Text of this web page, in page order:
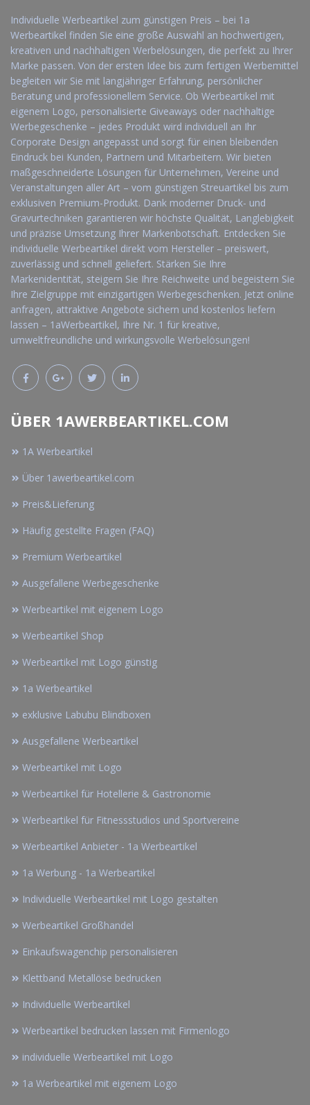
Individuelle Werbeartikel zum günstigen Preis – bei 1a
Werbeartikel finden Sie eine große Auswahl an hochwertigen,
kreativen und nachhaltigen Werbelösungen, die perfekt zu Ihrer
Marke passen. Von der ersten Idee bis zum fertigen Werbemittel
begleiten wir Sie mit langjähriger Erfahrung, persönlicher
Beratung und professionellem Service. Ob Werbeartikel mit
eigenem Logo, personalisierte Giveaways oder nachhaltige
Werbegeschenke – jedes Produkt wird individuell an Ihr
Corporate Design angepasst und sorgt für einen bleibenden
Eindruck bei Kunden, Partnern und Mitarbeitern. Wir bieten
maßgeschneiderte Lösungen für Unternehmen, Vereine und
Veranstaltungen aller Art – vom günstigen Streuartikel bis zum
exklusiven Premium-Produkt. Dank moderner Druck- und
Gravurtechniken garantieren wir höchste Qualität, Langlebigkeit
und präzise Umsetzung Ihrer Markenbotschaft. Entdecken Sie
individuelle Werbeartikel direkt vom Hersteller – preiswert,
zuverlässig und schnell geliefert. Stärken Sie Ihre
Markenidentität, steigern Sie Ihre Reichweite und begeistern Sie
Ihre Zielgruppe mit einzigartigen Werbegeschenken. Jetzt online
anfragen, attraktive Angebote sichern und kostenlos liefern
lassen – 1aWerbeartikel, Ihre Nr. 1 für kreative,
umweltfreundliche und wirkungsvolle Werbelösungen!
ÜBER 1AWERBEARTIKEL.COM
1A Werbeartikel
Über 1awerbeartikel.com
Preis&Lieferung
Häufig gestellte Fragen (FAQ)
Premium Werbeartikel
Ausgefallene Werbegeschenke
Werbeartikel mit eigenem Logo
Werbeartikel Shop
Werbeartikel mit Logo günstig
1a Werbeartikel
exklusive Labubu Blindboxen
Ausgefallene Werbeartikel
Werbeartikel mit Logo
Werbeartikel für Hotellerie & Gastronomie
Werbeartikel für Fitnessstudios und Sportvereine
Werbeartikel Anbieter - 1a Werbeartikel
1a Werbung - 1a Werbeartikel
Individuelle Werbeartikel mit Logo gestalten
Werbeartikel Großhandel
Einkaufswagenchip personalisieren
Klettband Metallöse bedrucken
Individuelle Werbeartikel
Werbeartikel bedrucken lassen mit Firmenlogo
individuelle Werbeartikel mit Logo
1a Werbeartikel mit eigenem Logo